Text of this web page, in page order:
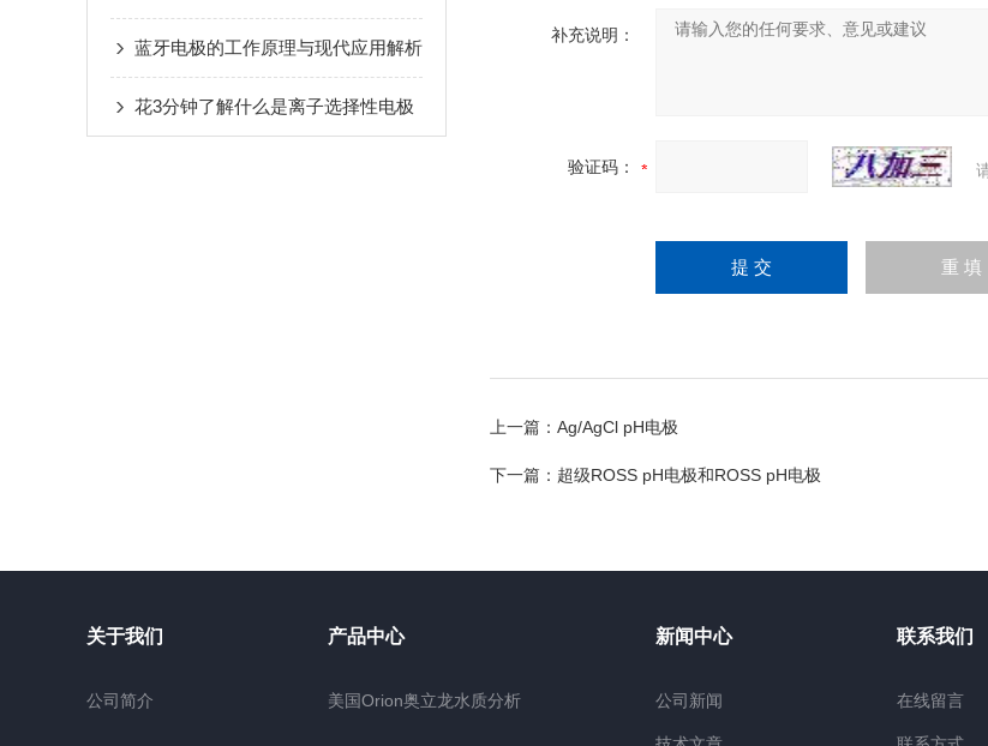
补充说明：
验证码：
上一篇： Ag/AgCl pH电极
下一篇： 超级ROSS pH电极和ROSS pH电极
蓝牙电极的工作原理与现代应用解析
花3分钟了解什么是离子选择性电极
关于我们
公司简介
产品中心
美国Orion奥立龙水质分析
新闻中心
公司新闻
联系我们
在线留言